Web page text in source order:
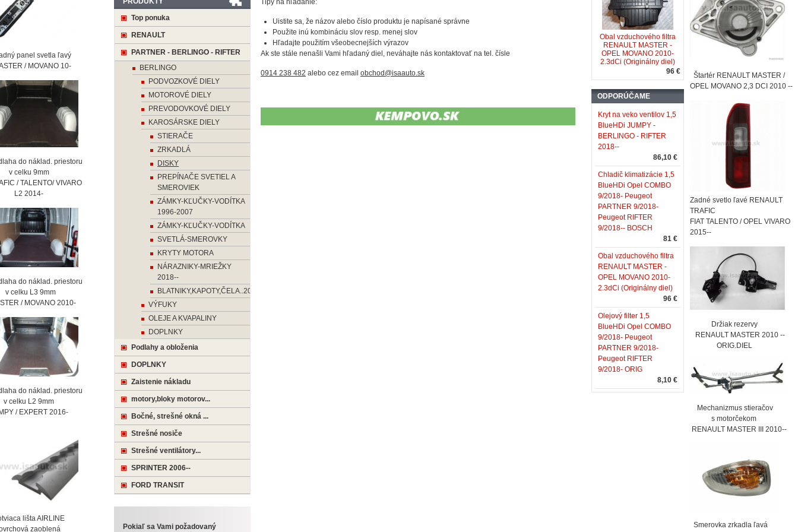
Tipy na hľadanie:
Uistite sa, že názov alebo číslo produktu je napísané správne
Použite inú kombináciu slov resp. menej slov
Hľadajte použitím všeobecnejších výrazov
Ak ste stále nenašli Vami hľadaný diel, neváhajte nás kontaktovať na tel. čísle
0914 238 482 alebo cez email obchod@isaauto.sk
Obal vzduchového filtra
RENAULT MASTER -
OPEL MOVANO 2010-
2.3dCi (Originálny diel)
96 €
ODPORÚČAME
Kryt na veko ventilov 1,5
BlueHDi JUMPY -
BERLINGO - RIFTER
2018--
86,10 €
Chladič klimatizácie 1,5
BlueHDi Opel COMBO
9/2018- Peugeot
PARTNER 9/2018-
Peugeot RIFTER
9/2018-- BOSCH
81 €
Obal vzduchového filtra
RENAULT MASTER -
OPEL MOVANO 2010-
2.3dCi (Originálny diel)
96 €
Olejový filter 1,5
BlueHDi Opel COMBO
9/2018- Peugeot
PARTNER 9/2018-
Peugeot RIFTER
9/2018- ORIG
8,10 €
Top ponuka
RENAULT
PARTNER - BERLINGO - RIFTER
BERLINGO
PODVOZKOVÉ DIELY
MOTOROVÉ DIELY
PREVODOVKOVÉ DIELY
KAROSÁRSKE DIELY
STIERAČE
ZRKADLÁ
DISKY
PREPÍNAČE SVETIEL A
SMEROVIEK
ZÁMKY-KĽUČKY-VODÍTKA
1996-2007
ZÁMKY-KĽUČKY-VODÍTKA
SVETLÁ-SMEROVKY
KRYTY MOTORA
NÁRAZNIKY-MRIEŽKY
2018--
BLATNIKY,KAPOTY,ČELA..2018-
VÝFUKY
OLEJE A KVAPALINY
DOPLNKY
Podlahy a obloženia
DOPLNKY
Zaistenie nákladu
motory,bloky motorov...
Bočné, strešné okná ...
Strešné nosiče
Strešné ventilátory...
SPRINTER 2006--
FORD TRANSIT
Pokiaľ sa Vami požadovaný
panel svetla ľavý
/ MOVANO 10-
do náklad. priestoru
9mm
/ TALENTO/ VIVARO
2014-
do náklad. priestoru
L3 9mm
/ MOVANO 2010-
do náklad. priestoru
L2 9mm
/ EXPERT 2016-
lišta AIRLINE
zaoblená
Štartér RENAULT MASTER /
OPEL MOVANO 2,3 DCI 2010 --
Zadné svetlo ľavé RENAULT
TRAFIC
FIAT TALENTO / OPEL VIVARO
2015--
Držiak rezervy
RENAULT MASTER 2010 --
ORIG.DIEL
Mechanizmus stieračov
s motorčekom
RENAULT MASTER III 2010--
Smerovka zrkadla ľavá